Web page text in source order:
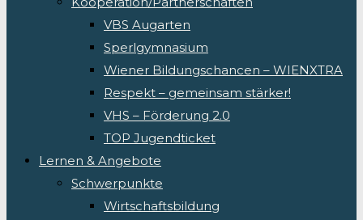
VBS Augarten
Sperlgymnasium
Wiener Bildungschancen – WIENXTRA
Respekt – gemeinsam stärker!
VHS – Förderung 2.0
TOP Jugendticket
Lernen & Angebote
Schwerpunkte
Wirtschaftsbildung